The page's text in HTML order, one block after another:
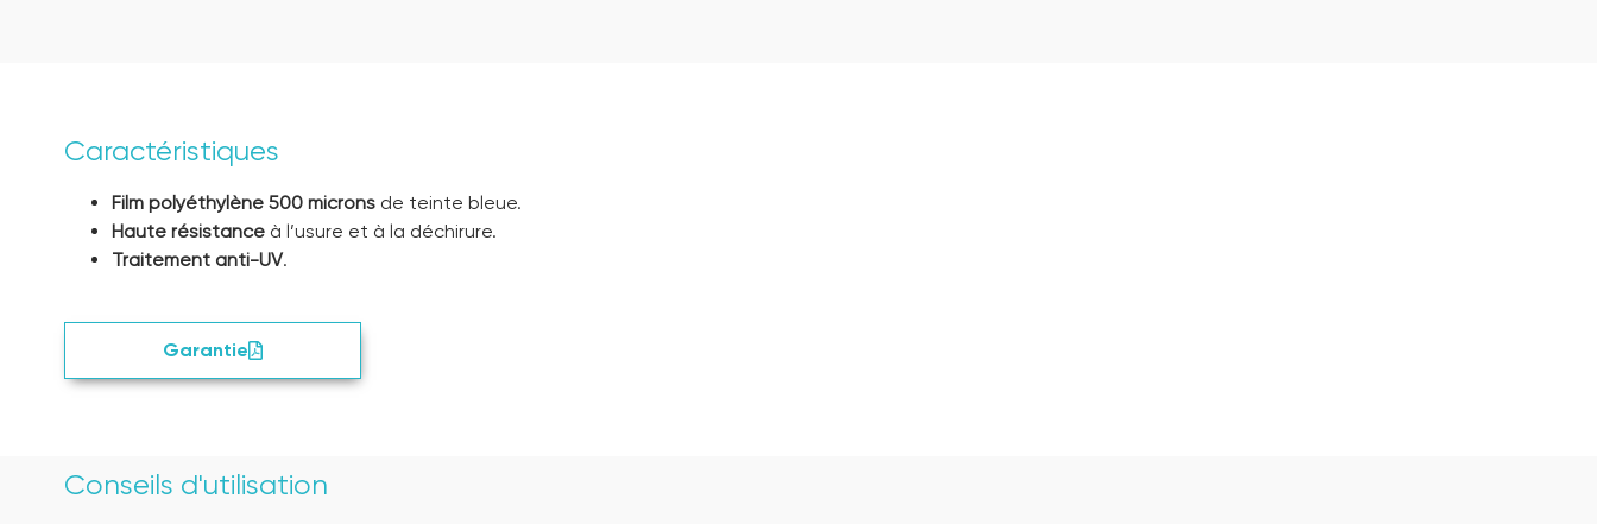
Caractéristiques
Film polyéthylène 500 micronsde teinte bleue.
Haute résistanceà l’usure et à la déchirure.
Traitement anti-UV.
Garantie
Conseils d'utilisation